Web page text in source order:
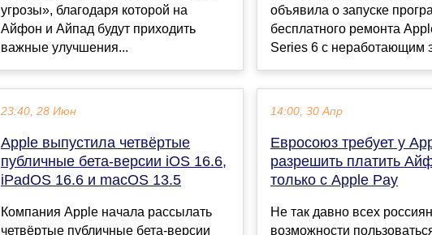
угрозы», благодаря которой на
Айфон и Айпад будут приходить
важные улучшения...
23:40, 28 Июн
Apple выпустила четвёртые
публичные бета-версии iOS 16.6,
iPadOS 16.6 и macOS 13.5
Компания Apple начала рассылать
четвёртые публичные бета-версии
объявила о запуске
бесплатного ремонта
Series 6 с неработающим
14:00, 30 Апр
Евросоюз требует у
разрешить платить
только с Apple Pay
Не так давно всех
возможности